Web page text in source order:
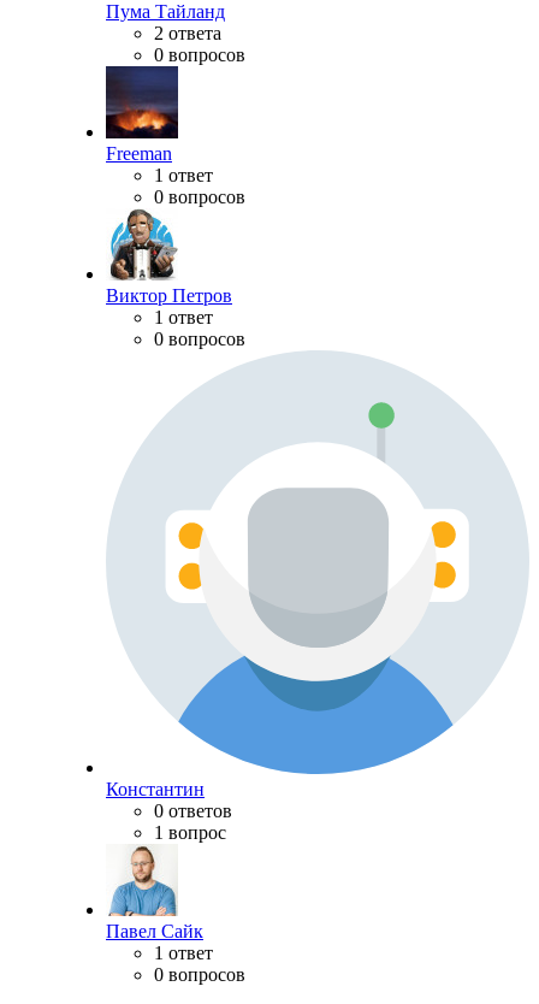
Пума Тайланд
2 ответа
0 вопросов
Freeman
1 ответ
0 вопросов
Виктор Петров
1 ответ
0 вопросов
Константин
0 ответов
1 вопрос
Павел Сайк
1 ответ
0 вопросов